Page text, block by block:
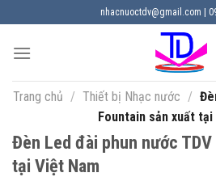
đến
nhacnuoctdv@gmail.com |
Trang chủ / Thiết bị Nhạc nước /
Fountain sản xuất tại
Đèn Led đài phun nước
tại Việt Nam